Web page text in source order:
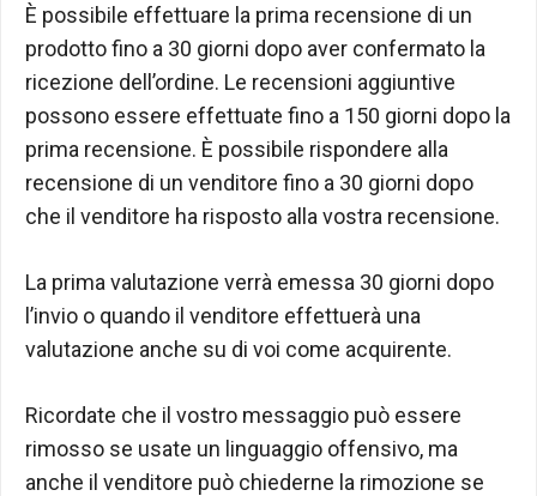
È possibile effettuare la prima recensione di un
prodotto fino a 30 giorni dopo aver confermato la
ricezione dell’ordine. Le recensioni aggiuntive
possono essere effettuate fino a 150 giorni dopo la
prima recensione. È possibile rispondere alla
recensione di un venditore fino a 30 giorni dopo
che il venditore ha risposto alla vostra recensione.
La prima valutazione verrà emessa 30 giorni dopo
l’invio o quando il venditore effettuerà una
valutazione anche su di voi come acquirente.
Ricordate che il vostro messaggio può essere
rimosso se usate un linguaggio offensivo, ma
anche il venditore può chiederne la rimozione se